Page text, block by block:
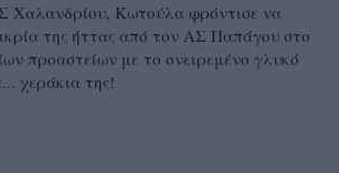
Χαλανδρίου, Κωτούλα φρόντισε να
της ήττας από τον ΑΣ Παπάγου στο
προαστείων με το ονειρεμένο γλυκό
χεράκια της!